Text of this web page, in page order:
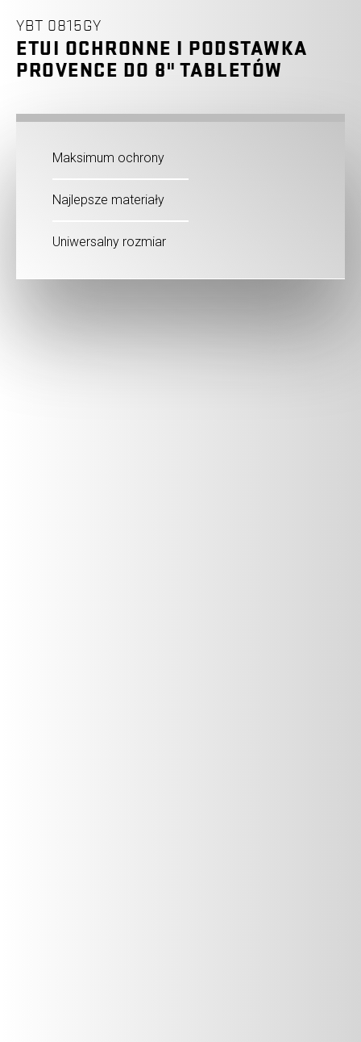
YBT 0815GY
ETUI OCHRONNE I PODSTAWKA
PROVENCE DO 8" TABLETÓW
Maksimum ochrony
Najlepsze materiały
Uniwersalny rozmiar